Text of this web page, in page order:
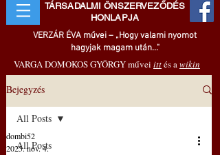
TÁRSADALMI ÖNSZERVEZŐDÉS
HONLAPJA
VERZÁR ÉVA művei – „Hogy valami nyomot
hagyjak magam után..."
VARGA DOMOKOS GYÖRGY művei ittés awikin
Bejegyzés
All Posts
All Posts
dombi52
2025. nov. 4.